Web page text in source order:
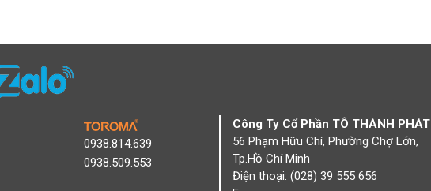
0938.814.639
0938.509.553
Công Ty Cổ Phần TÔ THÀNH PHÁT
56 Phạm Hữu Chí, Phường Chợ Lớn,
Tp.Hồ Chí Minh
Điện thoại: (028) 39 555 656